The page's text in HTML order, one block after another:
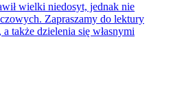
wielki niedosyt, jednak nie
Zapraszamy do lektury
także dzielenia się własnymi